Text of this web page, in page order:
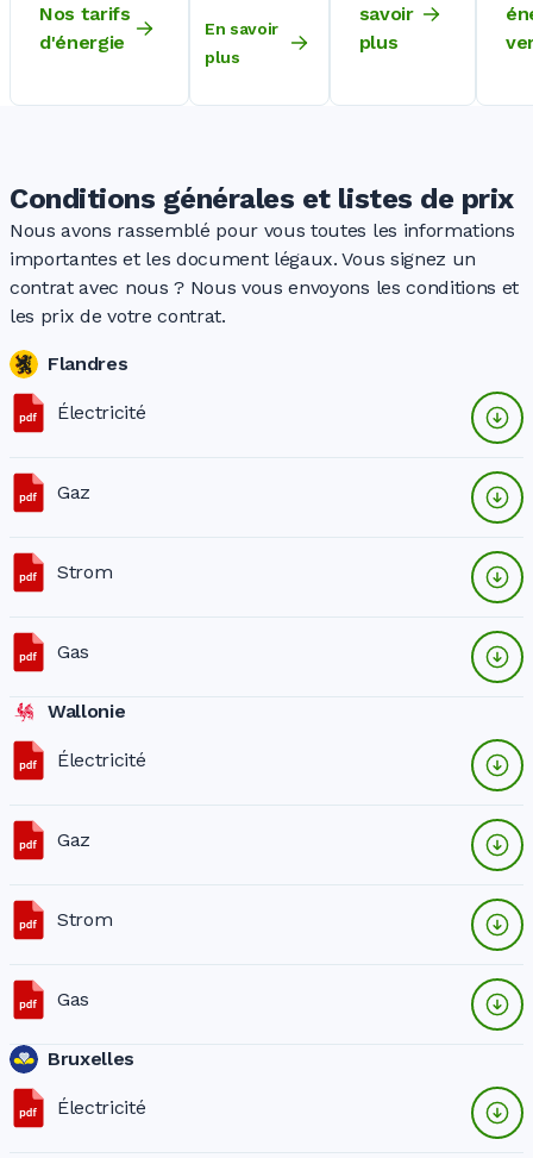
Nos tarifs
d'énergie
En savoir
plus
savoir
plus
Conditions générales et listes de prix
Nous avons rassemblé pour vous toutes les informations
importantes et les document légaux. Vous signez un
contrat avec nous ? Nous vous envoyons les conditions et
les prix de votre contrat.
Flandres
Électricité
Gaz
Strom
Gas
Wallonie
Électricité
Gaz
Strom
Gas
Bruxelles
Électricité